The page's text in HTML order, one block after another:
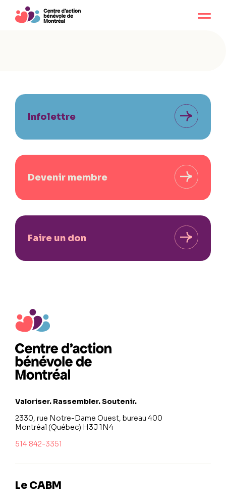
Infolettre
Devenir membre
Faire un don
Valoriser. Rassembler. Soutenir.
2330, rue Notre-Dame Ouest, bureau 400
Montréal (Québec) H3J 1N4
514 842-3351
Le CABM